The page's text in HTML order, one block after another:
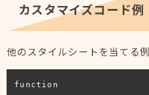
カスタマイズコード例
他のスタイルシートを当てる例
function